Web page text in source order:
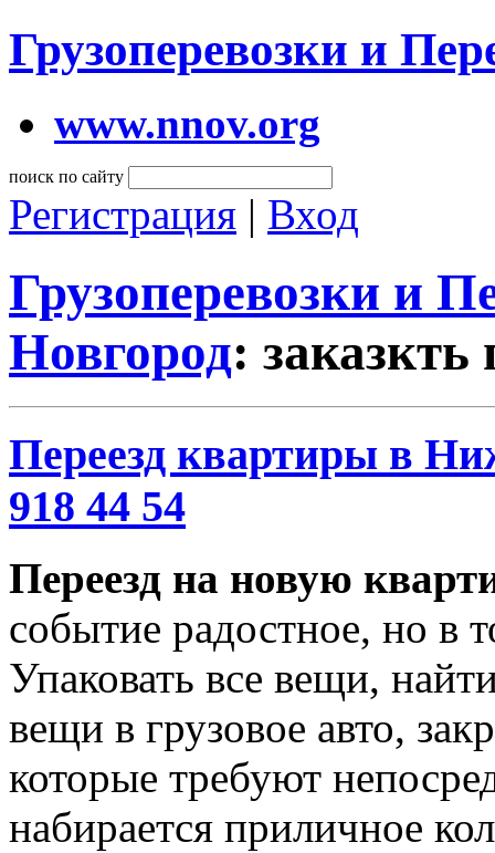
Грузоперевозки и
www.nnov.org
поиск по сайту
Регистрация | Вход
Грузоперевозки и
Новгород: заказкть
Переезд квартиры в
918 44 54
Переезд на новую
событие радостное, но в
Упаковать все вещи,
вещи в грузовое авто,
которые требуют
набирается приличное